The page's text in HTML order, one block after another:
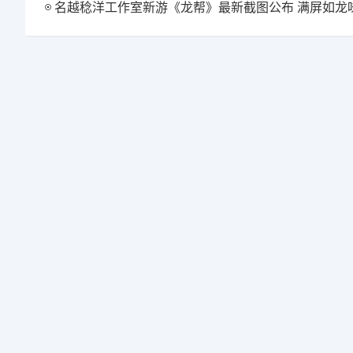
名越稔洋工作室新游《龙帮》最新截图公布 满屏如龙